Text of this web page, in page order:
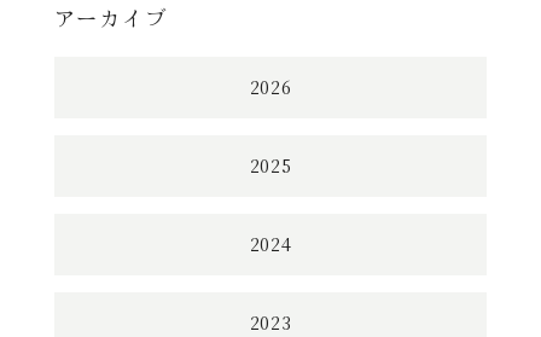
アーカイブ
2026
2025
2024
2023